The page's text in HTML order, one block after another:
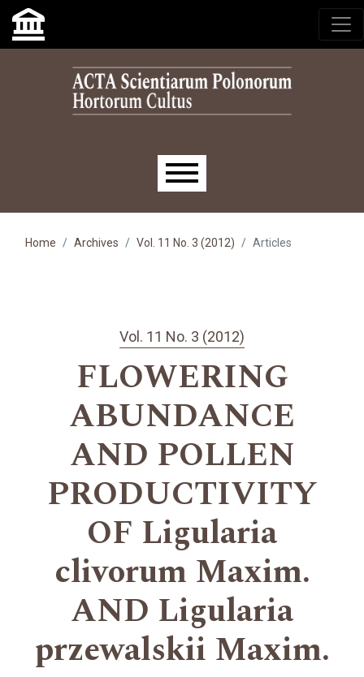
Skip to main navigation menu
Skip to main content
Skip to site footer
Main menu
Home Archives Vol. 11 No. 3 (2012) Articles
Vol. 11 No. 3 (2012)
FLOWERING
ABUNDANCE
AND POLLEN
PRODUCTIVITY
OF Ligularia
clivorum Maxim.
AND Ligularia
przewalskii Maxim.